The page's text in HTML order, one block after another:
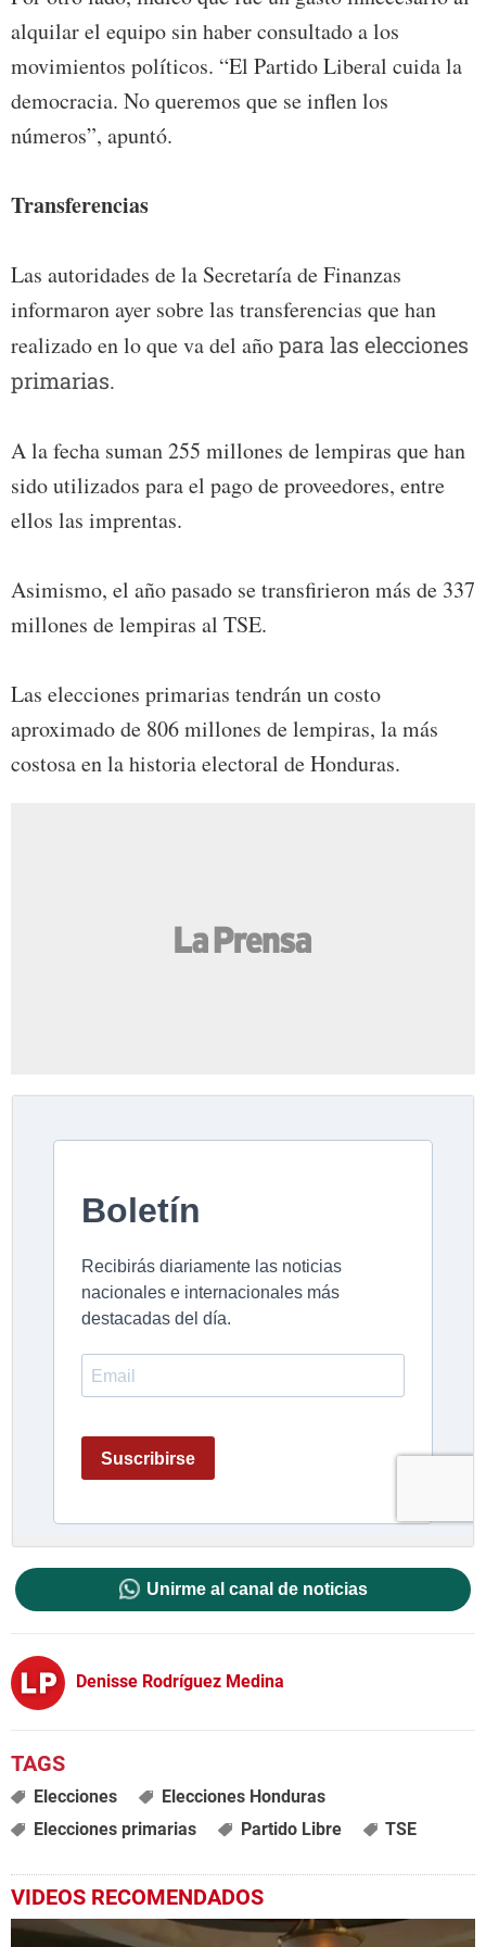
alquilar el equipo sin haber consultado a los
movimientos políticos. “El Partido Liberal cuida la
democracia. No queremos que se inflen los
números”, apuntó.
Transferencias
Las autoridades de la Secretaría de Finanzas
informaron ayer sobre las transferencias que han
realizado en lo que va del añopara las elecciones
primarias.
A la fecha suman 255 millones de lempiras que han
sido utilizados para el pago de proveedores, entre
ellos las imprentas.
Asimismo, el año pasado se transfirieron más de 337
millones de lempiras al TSE.
Las elecciones primarias tendrán un costo
aproximado de 806 millones de lempiras, la más
costosa en la historia electoral de Honduras.
Unirme al canal de noticias
Denisse Rodríguez Medina
Elecciones
Elecciones Honduras
Elecciones primarias
Partido Libre TSE
VIDEOS RECOMENDADOS